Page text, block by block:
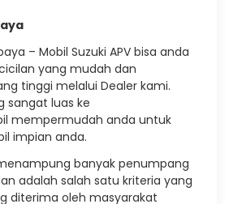
– Mobil Suzuki APV bisa anda
yang mudah dan
tinggi melalui Dealer kami.
sangat luas ke
mempermudah anda untuk
impian anda.
banyak penumpang
adalah salah satu kriteria yang
diterima oleh masyarakat